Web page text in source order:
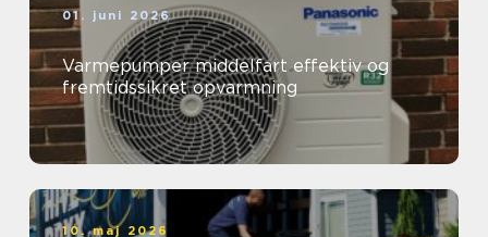
01. juni 2026
Varmepumper middelfart effektiv og
fremtidssikret opvarmning
10. maj 2026